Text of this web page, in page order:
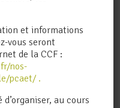
et informations
vous seront
de la CCF :
nos-
pcaet/ .
au cours